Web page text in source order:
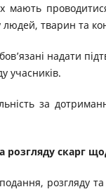
мають
тварин та
надати
учасників.
за
розгляду скарг
розгляду